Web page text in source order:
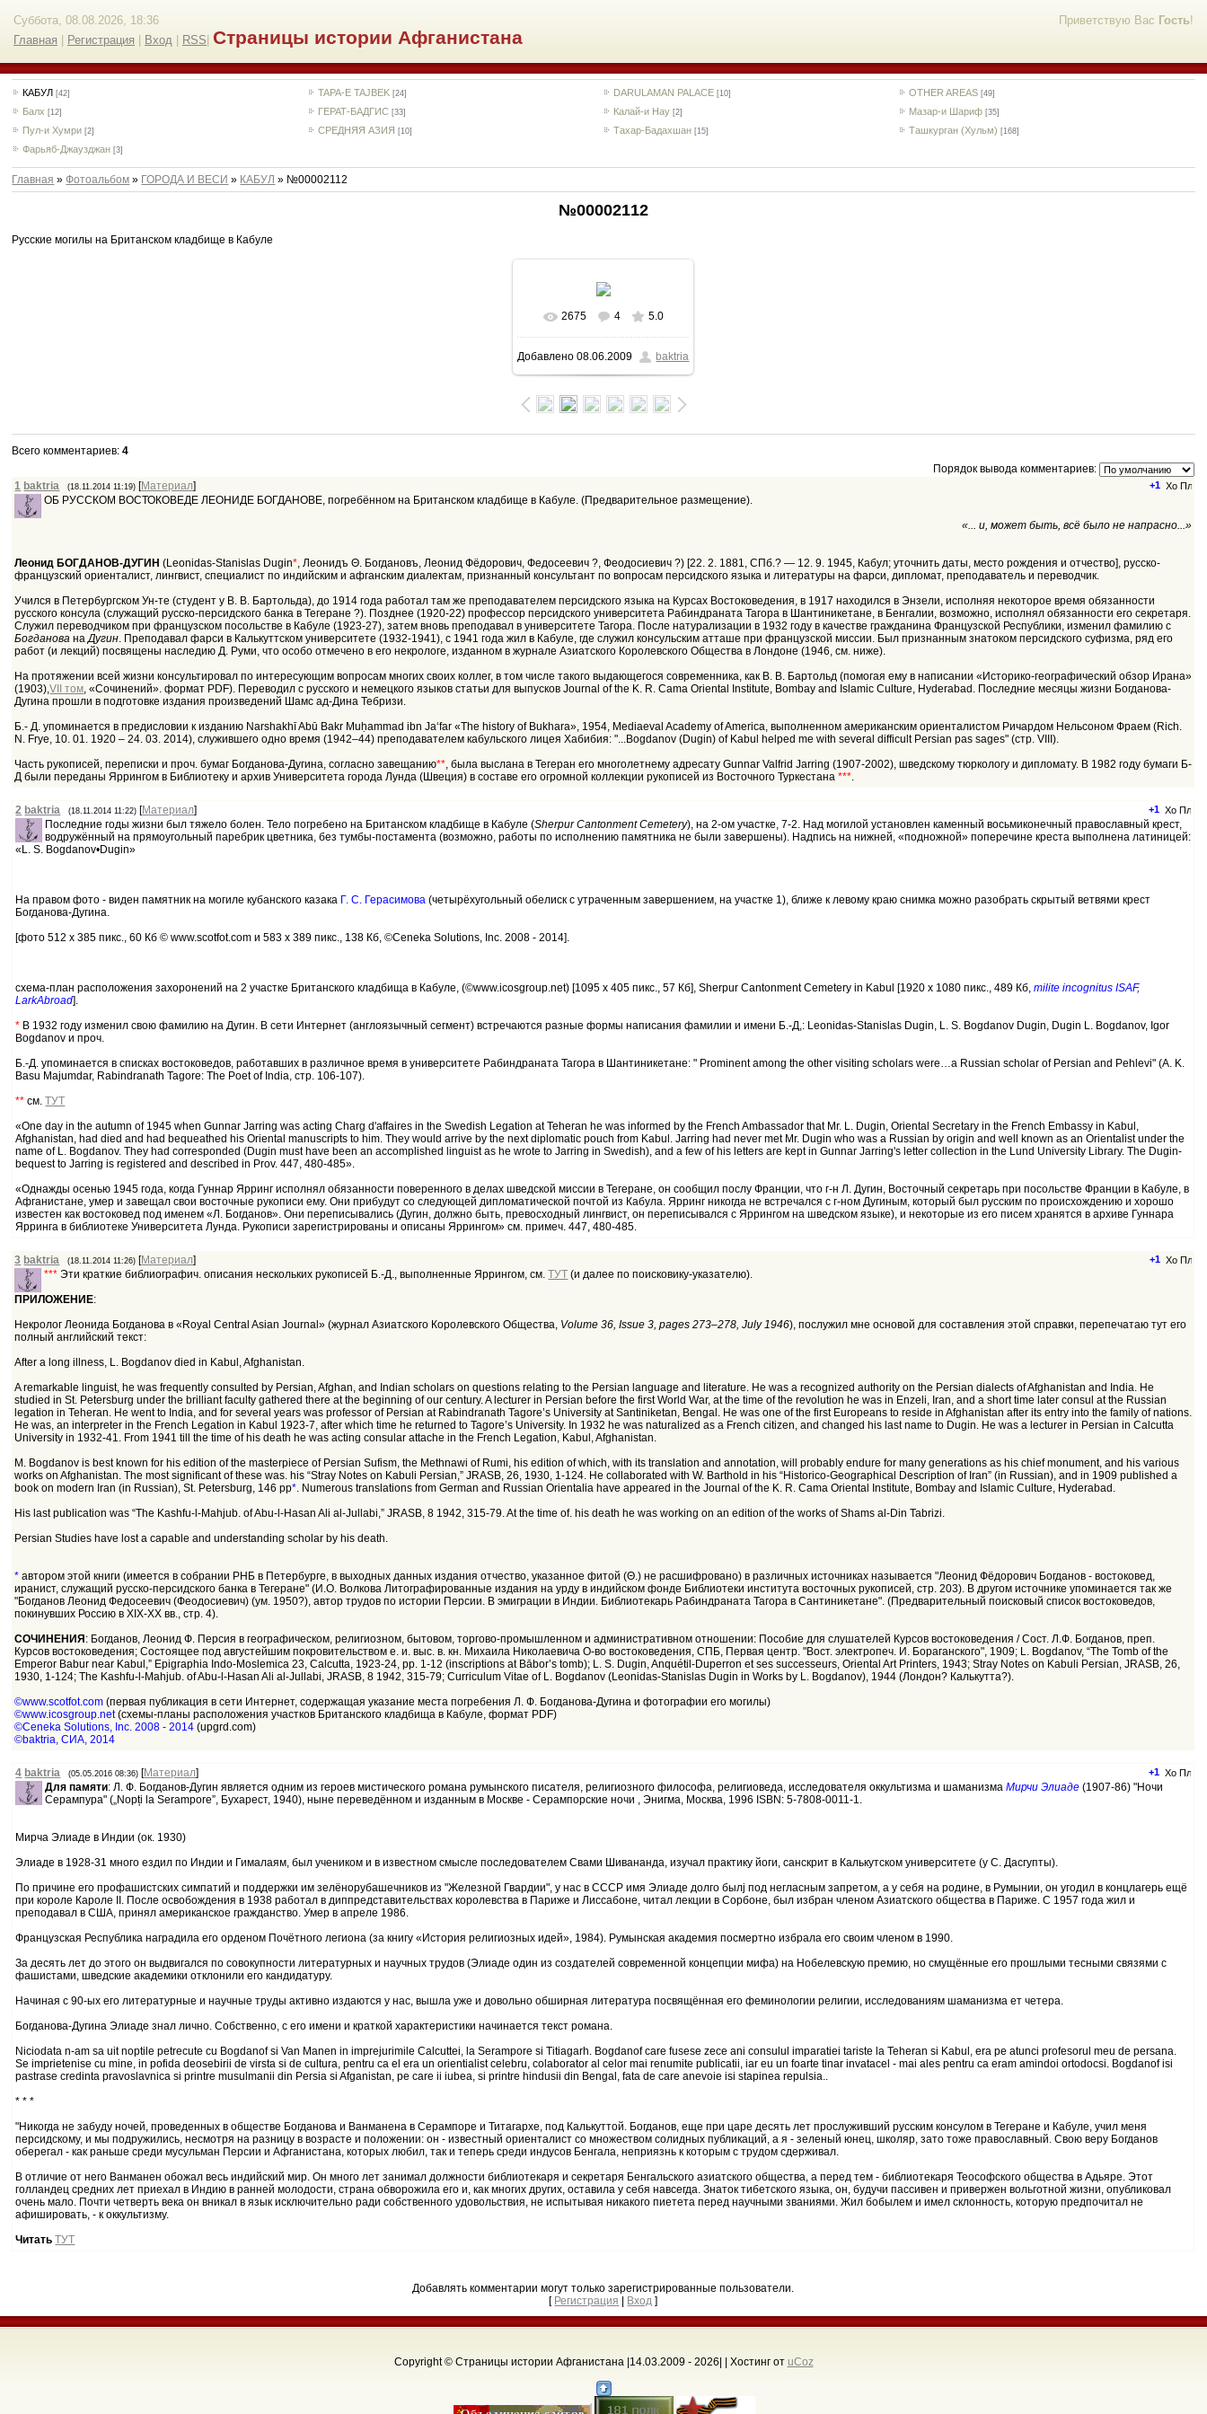
Приветствую Вас Гость!
Суббота, 08.08.2026, 18:36
Главная
Регистрация Вход RSS Страницы истории Афганистана
КАБУЛ [42] TAPA-E TAJBEK [24] DARULAMAN PALACE [10] OTHER AREAS [49]
Балх [12] ГЕРАТ-БАДГИС [33] Калай-и Нау [2] Мазар-и Шариф [35]
Пул-и Хумри [2] СРЕДНЯЯ АЗИЯ [10] Тахар-Бадахшан [15] Ташкурган (Хульм) [168]
Фарьяб-Джаузджан [3]
Главная »Фотоальбом » ГОРОДА И ВЕСИ » КАБУЛ » №00002112
№00002112
Русские могилы на Британском кладбище в Кабуле
В реальном размере
452x707/ 113.4Kb
2675 4 5.0
Добавлено 08.06.2009 baktria
Всего комментариев:4
Порядок вывода комментариев:
+1
1 baktria (18.11.2014 11:19) [Материал]
ОБ РУССКОМ ВОСТОКОВЕДЕ ЛЕОНИДЕ БОГДАНОВЕ, погребённом на Британском кладбище в Кабуле. (Предварительное размещение).
«... и, может быть, всё было не напрасно...»
Леонид БОГДАНОВ-ДУГИН (Leonidas-Stanislas Dugin*, Леонидъ Θ. Богдановъ, Леонид Фёдорович, Федосеевич ?, Феодосиевич ?) [22. 2. 1881, СПб.? — 12. 9. 1945, Кабул; уточнить даты, место рождения и отчество], русско-
французский ориенталист, лингвист, специалист по индийским и афганским диалектам, признанный консультант по вопросам персидского языка и литературы на фарси, дипломат, преподаватель и переводчик.
Учился в Петербургском Ун-те (студент у В. В. Бартольда), до 1914 года работал там же преподавателем персидского языка на Курсах Востоковедения, в 1917 находился в Энзели, исполняя некоторое время обязанности
русского консула (служащий русско-персидского банка в Тегеране ?). Позднее (1920-22) профессор персидского университета Рабиндраната Тагора в Шантиникетане, в Бенгалии, возможно, исполнял обязанности его секретаря.
Служил переводчиком при французском посольстве в Кабуле (1923-27), затем вновь преподавал в университете Тагора. После натурализации в 1932 году в качестве гражданина Французской Республики, изменил фамилию с
Богданова наДугин. Преподавал фарси в Калькуттском университете (1932-1941), с 1941 года жил в Кабуле, где служил консульским атташе при французской миссии. Был признанным знатоком персидского суфизма, ряд его
работ (и лекций) посвящены наследию Д. Руми, что особо отмечено в его некрологе, изданном в журнале Азиатского Королевского Общества в Лондоне (1946, см. ниже).
На протяжении всей жизни консультировал по интересующим вопросам многих своих коллег, в том числе такого выдающегося современника, как В. В. Бартольд (помогая ему в написании «Историко-географический обзор Ирана»
(1903),VII том, «Сочинений». формат PDF). Переводил с русского и немецкого языков статьи для выпусков Journal of the K. R. Cama Oriental Institute, Bombay and Islamic Culture, Hyderabad. Последние месяцы жизни Богданова-
Дугина прошли в подготовке издания произведений Шамс ад-Дина Тебризи.
Б.- Д. упоминается в предисловии к изданию Narshakhī Abū Bakr Muḥammad ibn Jaʻfar «The history of Bukhara», 1954, Mediaeval Academy of America, выполненном американским ориенталистом Ричардом Нельсоном Фраем (Rich.
N. Frye, 10. 01. 1920 – 24. 03. 2014), служившего одно время (1942–44) преподавателем кабульского лицея Хабибия: "...Bogdanov (Dugin) of Kabul helped me with several difficult Persian pas sages" (стр. VIII).
Часть рукописей, переписки и проч. бумаг Богданова-Дугина, согласно завещанию**, была выслана в Тегеран его многолетнему адресату Gunnar Valfrid Jarring (1907-2002), шведскому тюркологу и дипломату. В 1982 году бумаги Б-
Д были переданы Яррингом в Библиотеку и архив Университета города Лунда (Швеция) в составе его огромной коллекции рукописей из Восточного Туркестана***.
+1
2 baktria (18.11.2014 11:22) [Материал]
Последние годы жизни был тяжело болен. Тело погребено на Британском кладбище в Кабуле (Sherpur Cantonment Cemetery), на 2-ом участке, 7-2. Над могилой установлен каменный восьмиконечный православный крест,
водружённый на прямоугольный паребрик цветника, без тумбы-постамента (возможно, работы по исполнению памятника не были завершены). Надпись на нижней, «подножной» поперечине креста выполнена латиницей:
«L. S. Bogdanov•Dugin»
На правом фото - виден памятник на могиле кубанского казака Г. С. Герасимова (четырёхугольный обелиск с утраченным завершением, на участке 1), ближе к левому краю снимка можно разобрать скрытый ветвями крест
Богданова-Дугина.
[фото 512 x 385 пикс., 60 Кб © www.scotfot.com и 583 x 389 пикс., 138 Кб, ©Ceneka Solutions, Inc. 2008 - 2014].
схема-план расположения захоронений на 2 участке Британского кладбища в Кабуле, (©www.icosgroup.net) [1095 x 405 пикс., 57 Кб], Sherpur Cantonment Cemetery in Kabul [1920 x 1080 пикс., 489 Кб,milite incognitus ISAF,
LarkAbroad].
* В 1932 году изменил свою фамилию на Дугин. В сети Интернет (англоязычный сегмент) встречаются разные формы написания фамилии и имени Б.-Д,: Leonidas-Stanislas Dugin, L. S. Bogdanov Dugin, Dugin L. Bogdanov, Igor
Bogdanov и проч.
Б.-Д. упоминается в списках востоковедов, работавших в различное время в университете Рабиндраната Тагора в Шантиникетане: " Prominent among the other visiting scholars were…a Russian scholar of Persian and Pehlevi" (A. K.
Basu Majumdar, Rabindranath Tagore: The Poet of India, стр. 106-107).
** см.ТУТ
«One day in the autumn of 1945 when Gunnar Jarring was acting Charg d'affaires in the Swedish Legation at Teheran he was informed by the French Ambassador that Mr. L. Dugin, Oriental Secretary in the French Embassy in Kabul,
Afghanistan, had died and had bequeathed his Oriental manuscripts to him. They would arrive by the next diplomatic pouch from Kabul. Jarring had never met Mr. Dugin who was a Russian by origin and well known as an Orientalist under the
name of L. Bogdanov. They had corresponded (Dugin must have been an accomplished linguist as he wrote to Jarring in Swedish), and a few of his letters are kept in Gunnar Jarring's letter collection in the Lund University Library. The Dugin-
bequest to Jarring is registered and described in Prov. 447, 480-485».
«Однажды осенью 1945 года, когда Гуннар Ярринг исполнял обязанности поверенного в делах шведской миссии в Тегеране, он сообщил послу Франции, что г-н Л. Дугин, Восточный секретарь при посольстве Франции в Кабуле, в
Афганистане, умер и завещал свои восточные рукописи ему. Они прибудут со следующей дипломатической почтой из Кабула. Ярринг никогда не встречался с г-ном Дугиным, который был русским по происхождению и хорошо
известен как востоковед под именем «Л. Богданов». Они переписывались (Дугин, должно быть, превосходный лингвист, он переписывался с Яррингом на шведском языке), и некоторые из его писем хранятся в архиве Гуннара
Ярринга в библиотеке Университета Лунда. Рукописи зарегистрированы и описаны Яррингом» см. примеч. 447, 480-485.
+1
3 baktria (18.11.2014 11:26) [Материал]
*** Эти краткие библиографич. описания нескольких рукописей Б.-Д., выполненные Яррингом, см.ТУТ (и далее по поисковику-указателю).
ПРИЛОЖЕНИЕ:
Некролог Леонида Богданова в «Royal Central Asian Journal» (журнал Азиатского Королевского Общества, Volume 36, Issue 3, pages 273–278, July 1946), послужил мне основой для составления этой справки, перепечатаю тут его
полный английский текст:
After a long illness, L. Bogdanov died in Kabul, Afghanistan.
A remarkable linguist, he was frequently consulted by Persian, Afghan, and Indian scholars on questions relating to the Persian language and literature. He was a recognized authority on the Persian dialects of Afghanistan and India. He
studied in St. Petersburg under the brilliant faculty gathered there at the beginning of our century. A lecturer in Persian before the first World War, at the time of the revolution he was in Enzeli, Iran, and a short time later consul at the Russian
legation in Teheran. He went to India, and for several years was professor of Persian at Rabindranath Tagore’s University at Santiniketan, Bengal. He was one of the first Europeans to reside in Afghanistan after its entry into the family of nations.
He was, an interpreter in the French Legation in Kabul 1923-7, after which time he returned to Tagore’s University. In 1932 he was naturalized as a French citizen, and changed his last name to Dugin. He was a lecturer in Persian in Calcutta
University in 1932-41. From 1941 till the time of his death he was acting consular attache in the French Legation, Kabul, Afghanistan.
M. Bogdanov is best known for his edition of the masterpiece of Persian Sufism, the Methnawi of Rumi, his edition of which, with its translation and annotation, will probably endure for many generations as his chief monument, and his various
works on Afghanistan. The most significant of these was. his “Stray Notes on Kabuli Persian,” JRASB, 26, 1930, 1-124. He collaborated with W. Barthold in his “Historico-Geographical Description of Iran” (in Russian), and in 1909 published a
book on modern Iran (in Russian), St. Petersburg, 146 pp*. Numerous translations from German and Russian Orientalia have appeared in the Journal of the K. R. Cama Oriental Institute, Bombay and Islamic Culture, Hyderabad.
His last publication was “The Kashfu-l-Mahjub. of Abu-l-Hasan Ali al-Jullabi,” JRASB, 8 1942, 315-79. At the time of. his death he was working on an edition of the works of Shams al-Din Tabrizi.
Persian Studies have lost a capable and understanding scholar by his death.
* автором этой книги (имеется в собрании РНБ в Петербурге, в выходных данных издания отчество, указанное фитой (Θ.) не расшифровано) в различных источниках называется "Леонид Фёдорович Богданов - востоковед,
иранист, служащий русско-персидского банка в Тегеране" (И.О. Волкова Литографированные издания на урду в индийском фонде Библиотеки института восточных рукописей, стр. 203). В другом источнике упоминается так же
"Богданов Леонид Федосеевич (Феодосиевич) (ум. 1950?), автор трудов по истории Персии. В эмиграции в Индии. Библиотекарь Рабиндраната Тагора в Сантиникетане". (Предварительный поисковый список востоковедов,
покинувших Россию в XIX-ХХ вв., стр. 4).
СОЧИНЕНИЯ : Богданов, Леонид Ф. Персия в географическом, религиозном, бытовом, торгово-промышленном и административном отношении: Пособие для слушателей Курсов востоковедения / Сост. Л.Ф. Богданов, преп.
Курсов востоковедения; Состоящее под августейшим покровительством е. и. выс. в. кн. Михаила Николаевича О-во востоковедения, СПБ, Первая центр. "Вост. электропеч. И. Бораганского", 1909; L. Bogdanov, “The Tomb of the
Emperor Babur near Kabul,” Epigraphia Indo-Moslemica 23, Calcutta, 1923-24, pp. 1-12 (inscriptions at Bābor’s tomb); L. S. Dugin, Anquétil-Duperron et ses successeurs, Oriental Art Printers, 1943; Stray Notes on Kabuli Persian, JRASB, 26,
1930, 1-124; The Kashfu-l-Mahjub. of Abu-l-Hasan Ali al-Jullabi, JRASB, 8 1942, 315-79; Curriculum Vitae of L. Bogdanov (Leonidas-Stanislas Dugin in Works by L. Bogdanov), 1944 (Лондон? Калькутта?).
©www.scotfot.com (первая публикация в сети Интернет, содержащая указание места погребения Л. Ф. Богданова-Дугина и фотографии его могилы)
©www.icosgroup.net(схемы-планы расположения участков Британского кладбища в Кабуле, формат PDF)
©Ceneka Solutions, Inc. 2008 - 2014 (upgrd.com)
©baktria, СИА, 2014
+1
4 baktria (05.05.2016 08:36) [Материал]
Для памяти: Л. Ф. Богданов-Дугин является одним из героев мистического романа румынского писателя, религиозного философа, религиоведа, исследователя оккультизма и шаманизмаМирчи Элиаде(1907-86) "Ночи
Серампура" („Nopți la Serampore”, Бухарест, 1940), ныне переведённом и изданным в Москве - Серампорские ночи , Энигма, Москва, 1996 ISBN: 5-7808-0011-1.
Мирча Элиаде в Индии (ок. 1930)
Элиаде в 1928-31 много ездил по Индии и Гималаям, был учеником и в известном смысле последователем Свами Шивананда, изучал практику йоги, санскрит в Калькутском университете (у С. Дасгупты).
По причине его профашистских симпатий и поддержки им зелёнорубашечников из "Железной Гвардии", у нас в СССР имя Элиаде долго былj под негласным запретом, а у себя на родине, в Румынии, он угодил в концлагерь ещё
при короле Кароле II. После освобождения в 1938 работал в диппредставительствах королевства в Париже и Лиссабоне, читал лекции в Сорбоне, был избран членом Азиатского общества в Париже. С 1957 года жил и
преподавал в США, принял американское гражданство. Умер в апреле 1986.
Французская Республика наградила его орденом Почётного легиона (за книгу «История религиозных идей», 1984). Румынская академия посмертно избрала его своим членом в 1990.
За десять лет до этого он выдвигался по совокупности литературных и научных трудов (Элиаде один из создателей современной концепции мифа) на Нобелевскую премию, но смущённые его прошлыми тесными связями с
фашистами, шведские академики отклонили его кандидатуру.
Начиная с 90-ых его литературные и научные труды активно издаются у нас, вышла уже и довольно обширная литература посвящённая его феминологии религии, исследованиям шаманизма ет четера.
Богданова-Дугина Элиаде знал лично. Собственно, с его имени и краткой характеристики начинается текст романа.
Niciodata n-am sa uit noptile petrecute cu Bogdanof si Van Manen in imprejurimile Calcuttei, la Serampore si Titiagarh. Bogdanof care fusese zece ani consulul imparatiei tariste la Teheran si Kabul, era pe atunci profesorul meu de persana.
Se imprietenise cu mine, in pofida deosebirii de virsta si de cultura, pentru ca el era un orientialist celebru, colaborator al celor mai renumite publicatii, iar eu un foarte tinar invatacel - mai ales pentru ca eram amindoi ortodocsi. Bogdanof isi
pastrase credinta pravoslavnica si printre musulmanii din Persia si Afganistan, pe care ii iubea, si printre hindusii din Bengal, fata de care anevoie isi stapinea repulsia..
* * *
"Никогда не забуду ночей, проведенных в обществе Богданова и Ванманена в Серампоре и Титагархе, под Калькуттой. Богданов, еще при царе десять лет прослуживший русским консулом в Тегеране и Кабуле, учил меня
персидскому, и мы подружились, несмотря на разницу в возрасте и положении: он - известный ориенталист со множеством солидных публикаций, а я - зеленый юнец, школяр, зато тоже православный. Свою веру Богданов
оберегал - как раньше среди мусульман Персии и Афганистана, которых любил, так и теперь среди индусов Бенгала, неприязнь к которым с трудом сдерживал.
В отличие от него Ванманен обожал весь индийский мир. Он много лет занимал должности библиотекаря и секретаря Бенгальского азиатского общества, а перед тем - библиотекаря Теософского общества в Адьяре. Этот
голландец средних лет приехал в Индию в ранней молодости, страна обворожила его и, как многих других, оставила у себя навсегда. Знаток тибетского языка, он, будучи пассивен и привержен вольготной жизни, опубликовал
очень мало. Почти четверть века он вникал в язык исключительно ради собственного удовольствия, не испытывая никакого пиетета перед научными званиями. Жил бобылем и имел склонность, которую предпочитал не
афишировать, - к оккультизму.
Читать ТУТ
Добавлять комментарии могут только зарегистрированные пользователи.
[ Регистрация Вход ]
Copyright © Страницы истории Афганистана |14.03.2009 - 2026 Хостинг от uCoz